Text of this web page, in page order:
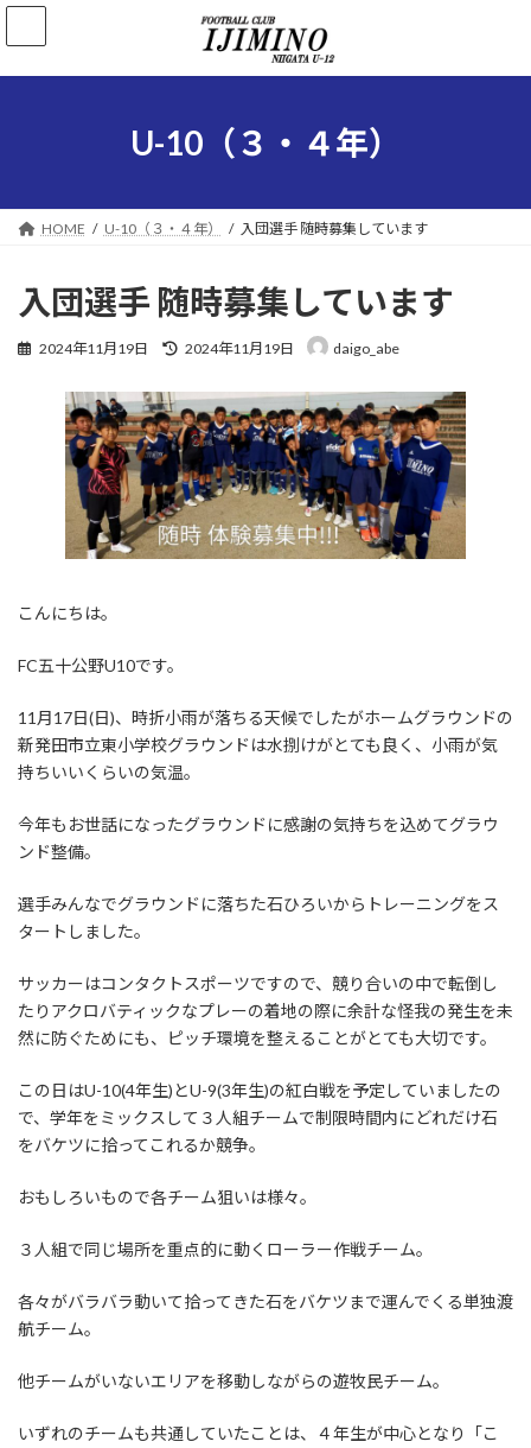
コ
ン
ナ
ー
U-10（３・４年）
HOME U-10（３・４年） 入団選手 随時募集しています
入団選手 随時募集しています
2024年11月19日
最
新
日
時
:
2024年11月19日 daigo_abe
こんにちは。
FC五十公野U10です。
11月17日(日)、時折小雨が落ちる天候でしたがホームグラウンドの
新発田市立東小学校グラウンドは水捌けがとても良く、小雨が気
持ちいいくらいの気温。
今年もお世話になったグラウンドに感謝の気持ちを込めてグラウ
ンド整備。
選手みんなでグラウンドに落ちた石ひろいからトレーニングをス
タートしました。
サッカーはコンタクトスポーツですので、競り合いの中で転倒し
たりアクロバティックなプレーの着地の際に余計な怪我の発生を未
然に防ぐためにも、ピッチ環境を整えることがとても大切です。
この日はU-10(4年生)とU-9(3年生)の紅白戦を予定していましたの
で、学年をミックスして３人組チームで制限時間内にどれだけ石
をバケツに拾ってこれるか競争。
おもしろいもので各チーム狙いは様々。
３人組で同じ場所を重点的に動くローラー作戦チーム。
各々がバラバラ動いて拾ってきた石をバケツまで運んでくる単独渡
航チーム。
他チームがいないエリアを移動しながらの遊牧民チーム。
いずれのチームも共通していたことは、４年生が中心となり「こ